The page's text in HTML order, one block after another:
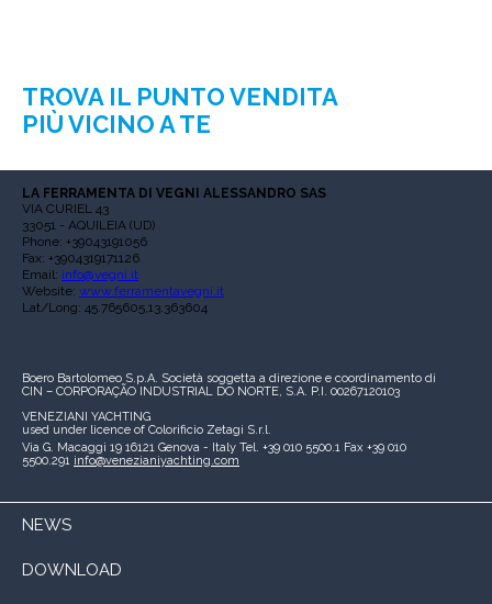
TROVA IL PUNTO VENDITA
PIÙ VICINO A TE
LA FERRAMENTA DI VEGNI ALESSANDRO SAS
VIA CURIEL 43
33051 - AQUILEIA (UD)
Phone: +39043191056
Fax: +3904319171126
Email: info@vegni.it
Website: www.ferramentavegni.it
Lat/Long: 45.765605,13.363604
Boero Bartolomeo S.p.A. Società soggetta a direzione e coordinamento di
CIN – CORPORAÇÃO INDUSTRIAL DO NORTE, S.A. P.I. 00267120103
VENEZIANI YACHTING
used under licence of Colorificio Zetagi S.r.l.
Via G. Macaggi 19 16121 Genova - Italy Tel. +39 010 5500.1 Fax +39 010
5500.291 info@venezianiyachting.com
NEWS
DOWNLOAD